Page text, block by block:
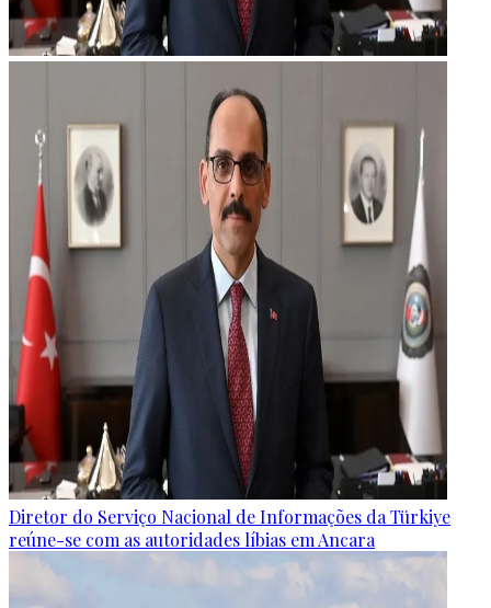
Diretor do Serviço Nacional de Informações da Türkiye
reúne-se com as autoridades líbias em Ancara